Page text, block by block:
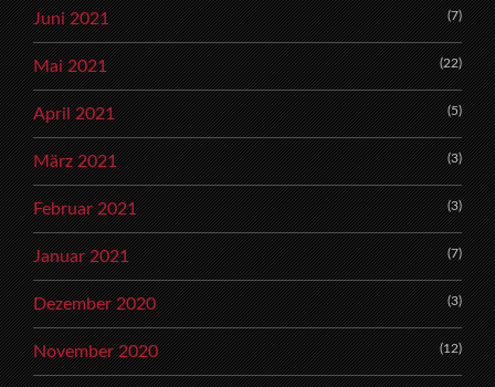
Juni 2021 (7)
Mai 2021 (22)
April 2021 (5)
März 2021 (3)
Februar 2021 (3)
Januar 2021 (7)
Dezember 2020 (3)
November 2020 (12)